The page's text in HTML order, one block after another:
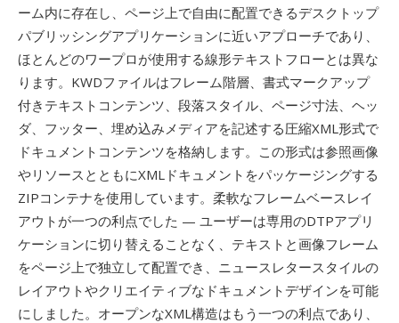
ーム内に存在し、ページ上で自由に配置できるデスクトップ
パブリッシングアプリケーションに近いアプローチであり、
ほとんどのワープロが使用する線形テキストフローとは異な
ります。KWDファイルはフレーム階層、書式マークアップ
付きテキストコンテンツ、段落スタイル、ページ寸法、ヘッ
ダ、フッター、埋め込みメディアを記述する圧縮XML形式で
ドキュメントコンテンツを格納します。この形式は参照画像
やリソースとともにXMLドキュメントをパッケージングする
ZIPコンテナを使用しています。柔軟なフレームベースレイ
アウトが一つの利点でした — ユーザーは専用のDTPアプリ
ケーションに切り替えることなく、テキストと画像フレーム
をページ上で独立して配置でき、ニュースレタースタイルの
レイアウトやクリエイティブなドキュメントデザインを可能
にしました。オープンなXML構造はもう一つの利点であり、